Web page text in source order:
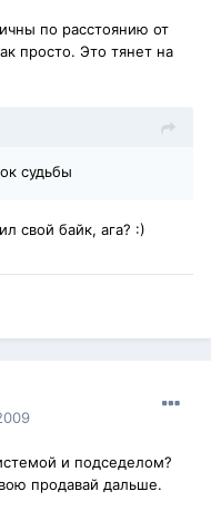
по расстоянию от
просто. Это тянет на
судьбы
свой байк, ага? :)
и подседелом?
продавай дальше.